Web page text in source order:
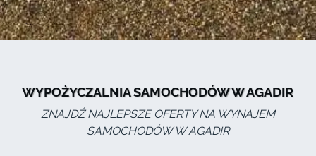
WYPOŻYCZALNIA SAMOCHODÓW W AGADIR
ZNAJDŹ NAJLEPSZE OFERTY NA WYNAJEM
SAMOCHODÓW W AGADIR